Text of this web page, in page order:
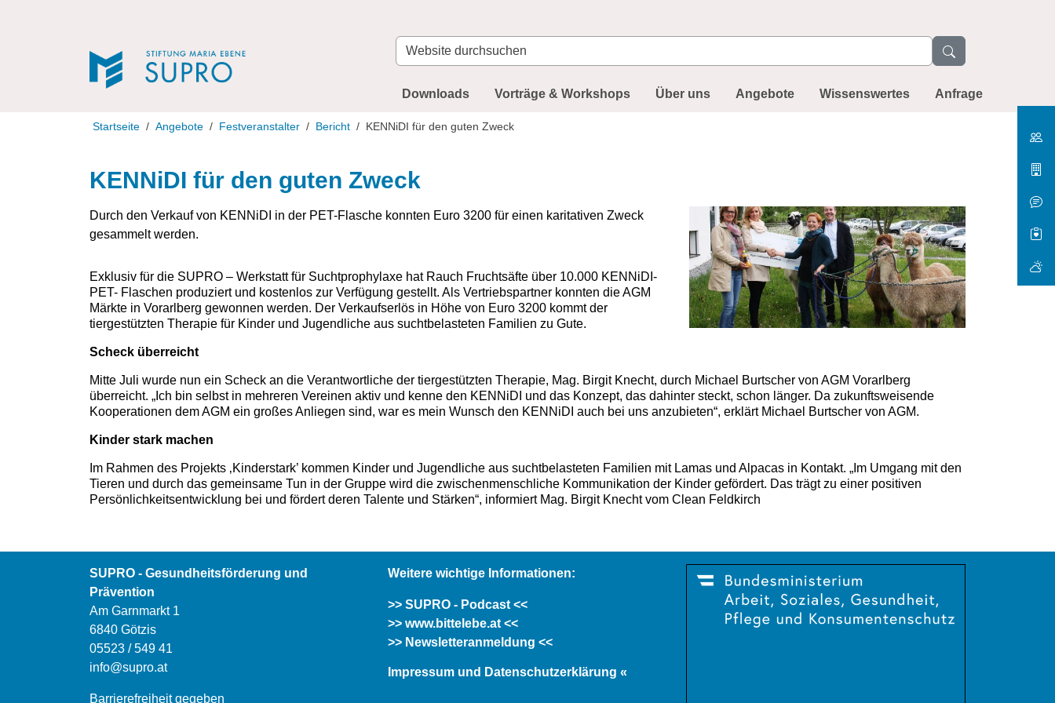
Website
durchsuchen
Downloads Vorträge & Workshops Über uns Angebote Wissenswertes Anfrage
Startseite Angebote Festveranstalter Bericht KENNiDI für den guten Zweck
KENNiDI für den guten Zweck
Durch den Verkauf von KENNiDI in der PET-Flasche konnten Euro 3200 für einen karitativen Zweck
gesammelt werden.
Exklusiv für die SUPRO – Werkstatt für Suchtprophylaxe hat Rauch Fruchtsäfte über 10.000 KENNiDI-
PET- Flaschen produziert und kostenlos zur Verfügung gestellt. Als Vertriebspartner konnten die AGM
Märkte in Vorarlberg gewonnen werden. Der Verkaufserlös in Höhe von Euro 3200 kommt der
tiergestützten Therapie für Kinder und Jugendliche aus suchtbelasteten Familien zu Gute.
Scheck überreicht
Mitte Juli wurde nun ein Scheck an die Verantwortliche der tiergestützten Therapie, Mag. Birgit Knecht, durch Michael Burtscher von AGM Vorarlberg
überreicht. „Ich bin selbst in mehreren Vereinen aktiv und kenne den KENNiDI und das Konzept, das dahinter steckt, schon länger. Da zukunftsweisende
Kooperationen dem AGM ein großes Anliegen sind, war es mein Wunsch den KENNiDI auch bei uns anzubieten“, erklärt Michael Burtscher von AGM.
Kinder stark machen
Im Rahmen des Projekts ‚Kinderstark’ kommen Kinder und Jugendliche aus suchtbelasteten Familien mit Lamas und Alpacas in Kontakt. „Im Umgang mit den
Tieren und durch das gemeinsame Tun in der Gruppe wird die zwischenmenschliche Kommunikation der Kinder gefördert. Das trägt zu einer positiven
Persönlichkeitsentwicklung bei und fördert deren Talente und Stärken“, informiert Mag. Birgit Knecht vom Clean Feldkirch
SUPRO - Gesundheitsförderung und
Prävention
Am Garnmarkt 1
6840 Götzis
05523 / 549 41
info@supro.at
Barrierefreiheit gegeben
Weitere wichtige Informationen:
>> SUPRO - Podcast <<
>> www.bittelebe.at <<
>> Newsletteranmeldung <<
Impressum und Datenschutzerklärung «